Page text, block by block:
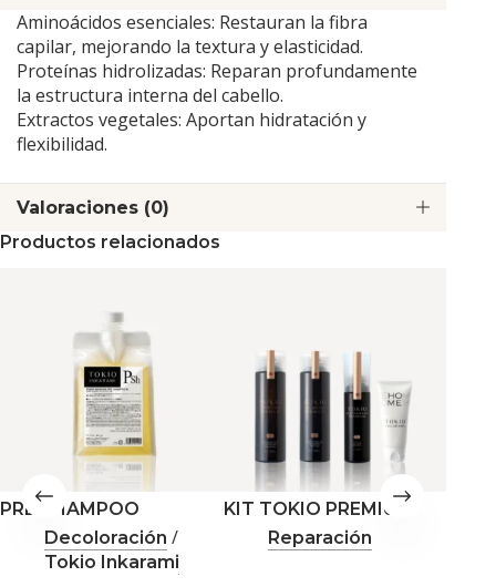
Aminoácidos esenciales: Restauran la fibra
capilar, mejorando la textura y elasticidad.
Proteínas hidrolizadas: Reparan profundamente
la estructura interna del cabello.
Extractos vegetales: Aportan hidratación y
flexibilidad.
Valoraciones (0)
Productos relacionados
PRE SHAMPOO
Decoloración /
Tokio Inkarami
KIT TOKIO PREMIUM
Reparación